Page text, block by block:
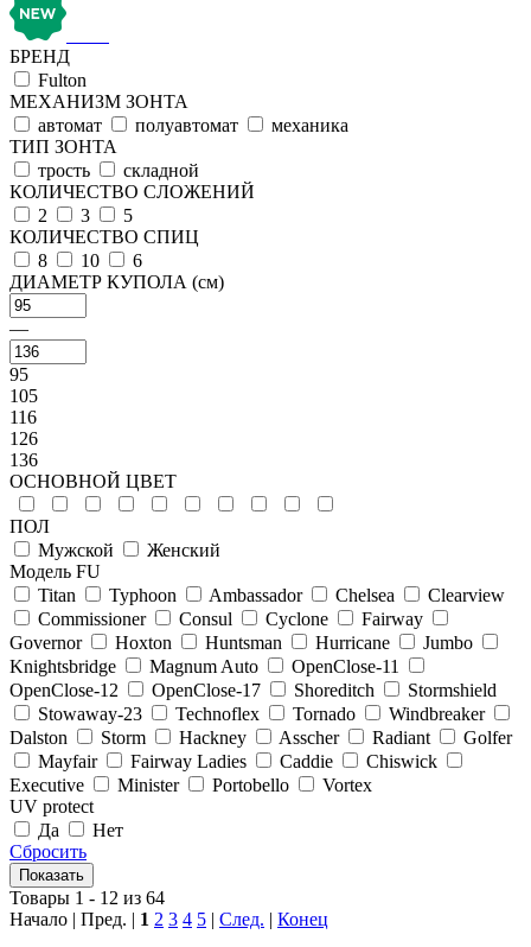
БРЕНД
Fulton
МЕХАНИЗМ ЗОНТА
автомат
полуавтомат
механика
ТИП ЗОНТА
трость
складной
КОЛИЧЕСТВО СЛОЖЕНИЙ
2
3
5
КОЛИЧЕСТВО СПИЦ
8
10
6
ДИАМЕТР КУПОЛА (см)
—
95
105
116
126
136
ОСНОВНОЙ ЦВЕТ
ПОЛ
Мужской
Женский
Модель FU
Titan
Typhoon Ambassador Chelsea
Clearview
Commissioner
Consul Cyclone
Fairway
Governor
Hoxton Huntsman Hurricane
Jumbo
Knightsbridge
Magnum Auto
OpenClose-11
OpenClose-12
OpenClose-17 Shoreditch
Stormshield
Stowaway-23
Technoflex Tornado
Windbreaker
Dalston
Storm Hackney Asscher Radiant
Golfer
Mayfair
Fairway Ladies Caddie
Chiswick
Executive
Minister Portobello
Vortex
UV protect
Да
Нет
Сбросить
Товары 1 - 12 из 64
Начало | Пред. | 1 2 3 4 5 | След. | Конец